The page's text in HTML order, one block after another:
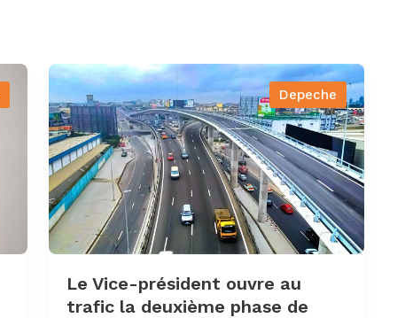
Depeche
Le Vice-président ouvre au
trafic la deuxième phase de